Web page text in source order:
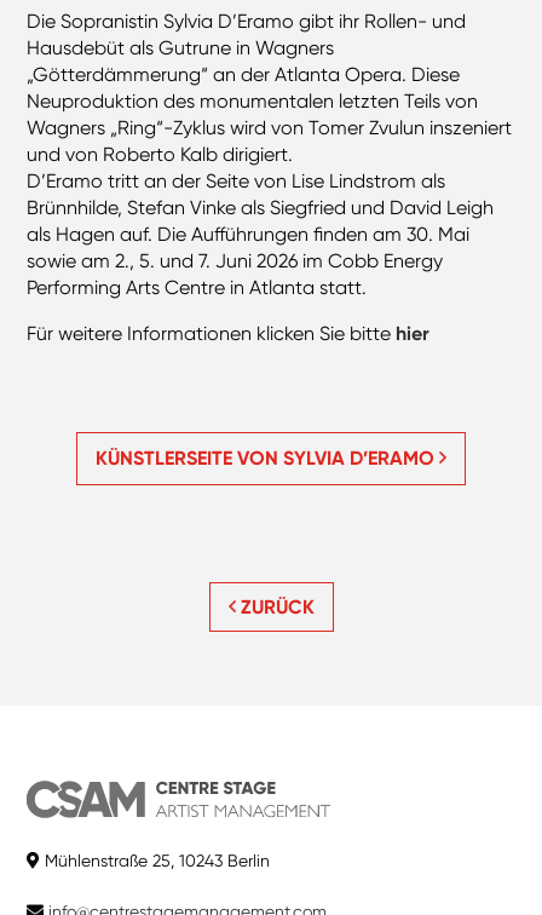
Die Sopranistin Sylvia D’Eramo gibt ihr Rollen- und
Hausdebüt als Gutrune in Wagners
„Götterdämmerung“ an der Atlanta Opera. Diese
Neuproduktion des monumentalen letzten Teils von
Wagners „Ring“-Zyklus wird von Tomer Zvulun inszeniert
und von Roberto Kalb dirigiert.
D’Eramo tritt an der Seite von Lise Lindstrom als
Brünnhilde, Stefan Vinke als Siegfried und David Leigh
als Hagen auf. Die Aufführungen finden am 30. Mai
sowie am 2., 5. und 7. Juni 2026 im Cobb Energy
Performing Arts Centre in Atlanta statt.
Für weitere Informationen klicken Sie bitte hier
KÜNSTLERSEITE VON SYLVIA D’ERAMO
ZURÜCK
Mühlenstraße 25, 10243 Berlin